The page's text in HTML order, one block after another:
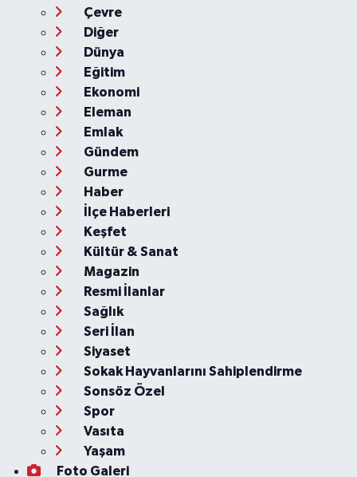
Çevre
Diğer
Dünya
Eğitim
Ekonomi
Eleman
Emlak
Gündem
Gurme
Haber
İlçe Haberleri
Keşfet
Kültür & Sanat
Magazin
Resmi İlanlar
Sağlık
Seri İlan
Siyaset
Sokak Hayvanlarını Sahiplendirme
Sonsöz Özel
Spor
Vasıta
Yaşam
Foto Galeri